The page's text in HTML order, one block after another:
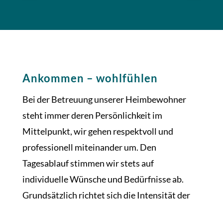
Ankommen – wohlfühlen
Bei der Betreuung unserer Heimbewohner
steht immer deren Persönlichkeit im
Mittelpunkt, wir gehen respektvoll und
professionell miteinander um. Den
Tagesablauf stimmen wir stets auf
individuelle Wünsche und Bedürfnisse ab.
Grundsätzlich richtet sich die Intensität der